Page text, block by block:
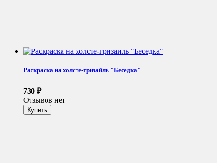
Раскраска на холсте-гризайль "Беседка"
730 ₽
Отзывов нет